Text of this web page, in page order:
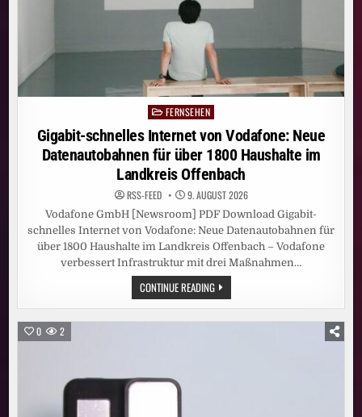
Posted
in
FERNSEHEN
Gigabit-schnelles Internet von Vodafone: Neue
Datenautobahnen für über 1800 Haushalte im
Landkreis Offenbach
RSS-FEED 9. AUGUST 2026
Vodafone GmbH [Newsroom] PDF Download Gigabit-
schnelles Internet von Vodafone: Neue Datenautobahnen für
über 1800 Haushalte im Landkreis Offenbach – Vodafone
verbessert Infrastruktur mit drei Maßnahmen…
CONTINUE READINGGIGABIT-
SCHNELLES
INTERNET
VON
0 2